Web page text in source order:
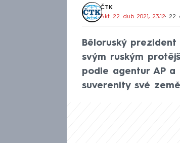
ČTK
Akt. 22. dub 2021, 23:12• 22.
Běloruský
svým ruským
podle agentur AP a
suverenity své